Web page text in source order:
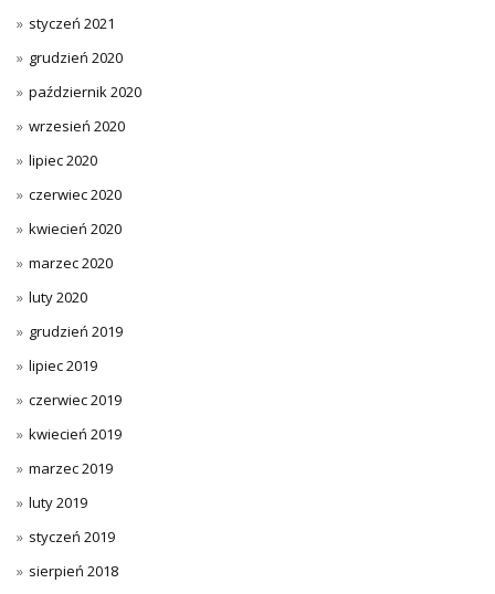
styczeń 2021
grudzień 2020
październik 2020
wrzesień 2020
lipiec 2020
czerwiec 2020
kwiecień 2020
marzec 2020
luty 2020
grudzień 2019
lipiec 2019
czerwiec 2019
kwiecień 2019
marzec 2019
luty 2019
styczeń 2019
sierpień 2018